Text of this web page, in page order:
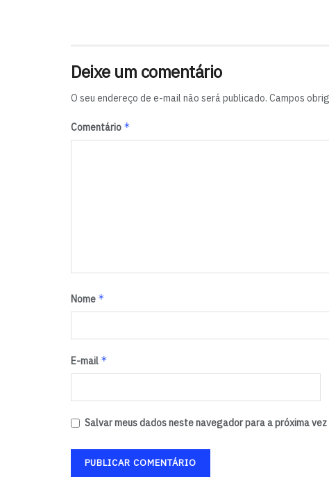
Deixe um comentário
O seu endereço de e-mail não será publicado. Campos
Comentário *
Nome *
E-mail *
Salvar meus dados neste navegador para a próxima vez